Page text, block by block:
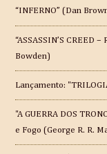
“INFERNO” (Dan
“ASSASSIN’S CREED
Bowden)
Lançamento:
"A GUERRA DOS
e Fogo (George R. R.